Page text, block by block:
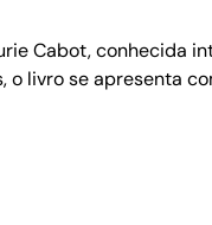
Cabot, conhecida
livro se apresenta